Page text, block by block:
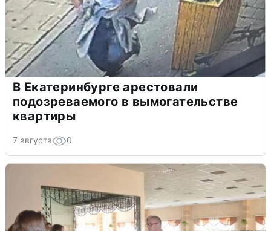
В Екатеринбурге арестовали
подозреваемого в вымогательстве
квартиры
7 августа 0